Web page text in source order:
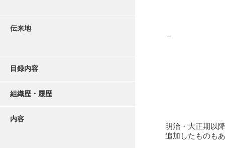
伝来地
－
目録内容
組織歴・履歴
内容
明治・大正期以
追加したものも